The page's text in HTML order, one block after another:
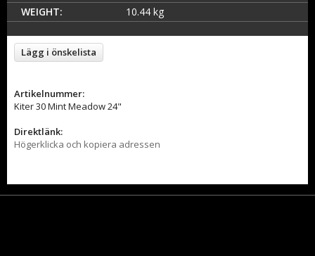
WEIGHT:
10.44 kg
Lägg i önskelista
Artikelnummer:
Kiter 30 Mint Meadow 24"
Direktlänk:
Högerklicka och kopiera adressen